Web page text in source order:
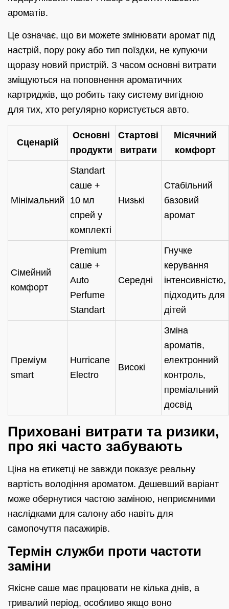
ароматів.
Це означає, що ви можете змінювати аромат під
настрій, пору року або тип поїздки, не купуючи
щоразу новий пристрій. З часом основні витрати
зміщуються на поповнення ароматичних
картриджів, що робить таку систему вигідною
для тих, хто регулярно користується авто.
Сценарій
Основні
продукти
Стартові
витрати
Місячний
комфорт
Мінімальний
Standart
саше +
10 мл
спрей у
комплекті
Низькі
Стабільний
базовий
аромат
Сімейний
комфорт
Premium
саше +
Auto
Perfume
Standart
Середні
Гнучке
керування
інтенсивністю,
підходить для
дітей
Преміум
smart
Hurricane
Electro
Високі
Зміна
ароматів,
електронний
контроль,
преміальний
досвід
Приховані витрати та ризики,
про які часто забувають
Ціна на етикетці не завжди показує реальну
вартість володіння ароматом. Дешевший варіант
може обернутися частою заміною, неприємними
наслідками для салону або навіть для
самопочуття пасажирів.
Термін служби проти частоти
заміни
Якісне саше має працювати не кілька днів, а
тривалий період, особливо якщо воно